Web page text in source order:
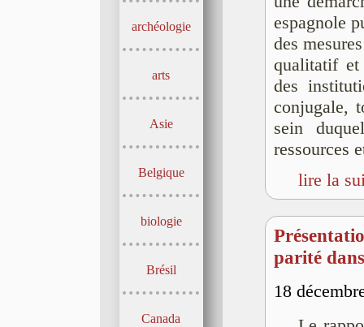
archéologie
arts
Asie
Belgique
biologie
Brésil
Canada
espagnole
des
qualitatif et
des
conjugale,
sein
ressources
lire la
parité
18